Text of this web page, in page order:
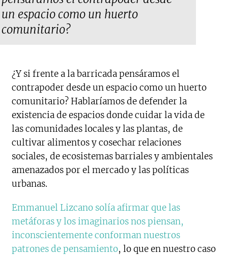
un espacio como un huerto
comunitario?
¿Y si frente a la barricada pensáramos el
contrapoder desde un espacio como un huerto
comunitario? Hablaríamos de defender la
existencia de espacios donde cuidar la vida de
las comunidades locales y las plantas, de
cultivar alimentos y cosechar relaciones
sociales, de ecosistemas barriales y ambientales
amenazados por el mercado y las políticas
urbanas.
Emmanuel Lizcano solía afirmar que las
metáforas y los imaginarios nos piensan,
inconscientemente conforman nuestros
patrones de pensamiento, lo que en nuestro caso